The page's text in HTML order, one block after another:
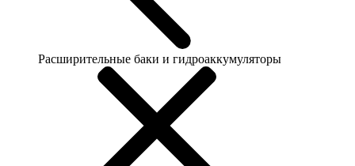
Расширительные баки и гидроаккумуляторы